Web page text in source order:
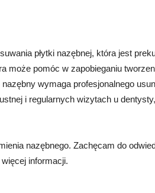
płytki nazębnej, która jest
może pomóc w zapobieganiu
wymaga profesjonalnego
i regularnych wizytach u
nazębnego. Zachęcam do
informacji.